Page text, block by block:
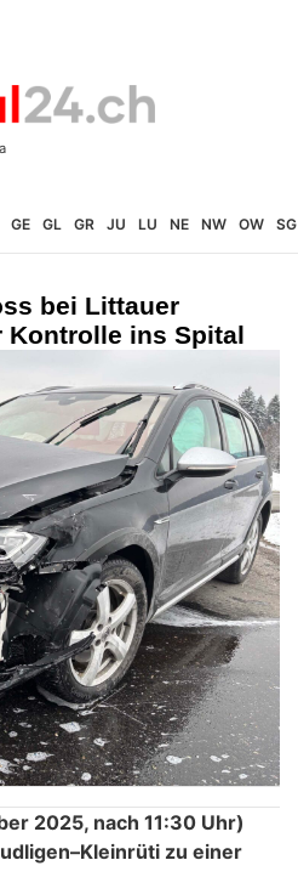
GE GL GR JU LU NE NW OW SG
bei Littauer
Kontrolle ins Spital
2025, nach 11:30 Uhr)
zu einer